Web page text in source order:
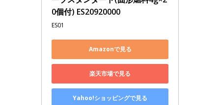
0個付) ES20920000
ES01
Amazonで見る
楽天市場で見る
Yahoo!ショッピングで見る